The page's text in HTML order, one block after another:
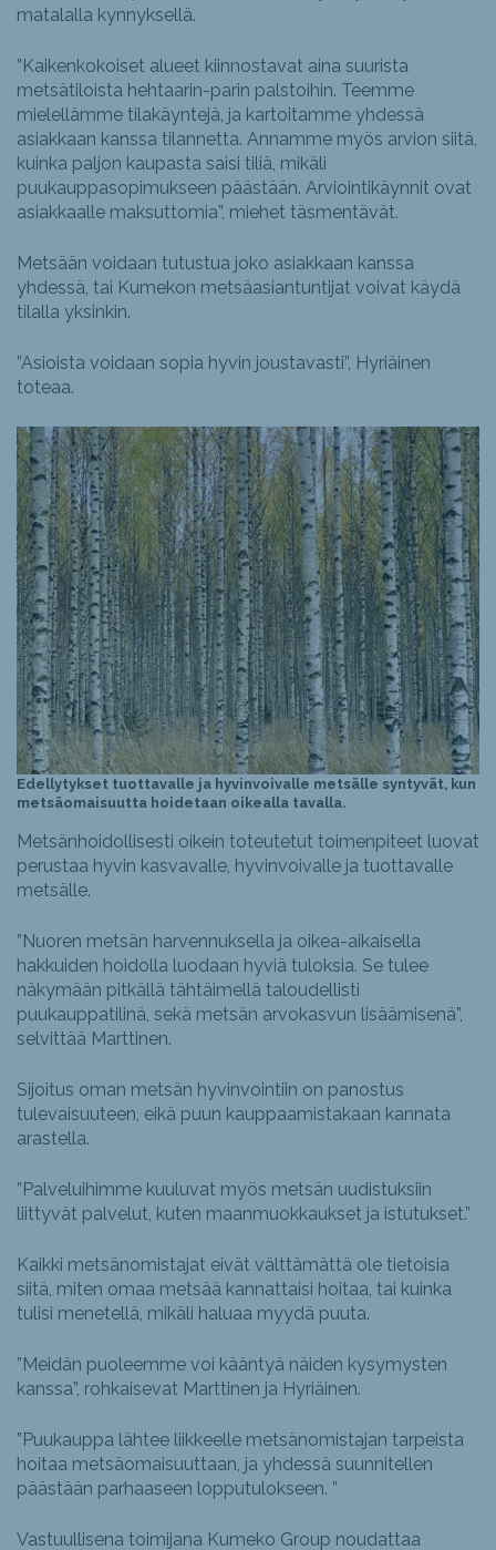
matalalla kynnyksellä.
”Kaikenkokoiset alueet kiinnostavat aina suurista
metsätiloista hehtaarin-parin palstoihin. Teemme
mielellämme tilakäyntejä, ja kartoitamme yhdessä
asiakkaan kanssa tilannetta. Annamme myös arvion siitä,
kuinka paljon kaupasta saisi tiliä, mikäli
puukauppasopimukseen päästään. Arviointikäynnit ovat
asiakkaalle maksuttomia”, miehet täsmentävät.
Metsään voidaan tutustua joko asiakkaan kanssa
yhdessä, tai Kumekon metsäasiantuntijat voivat käydä
tilalla yksinkin.
”Asioista voidaan sopia hyvin joustavasti”, Hyriäinen
toteaa.
Edellytykset tuottavalle ja hyvinvoivalle metsälle syntyvät, kun
metsäomaisuutta hoidetaan oikealla tavalla.
Metsänhoidollisesti oikein toteutetut toimenpiteet luovat
perustaa hyvin kasvavalle, hyvinvoivalle ja tuottavalle
metsälle.
”Nuoren metsän harvennuksella ja oikea-aikaisella
hakkuiden hoidolla luodaan hyviä tuloksia. Se tulee
näkymään pitkällä tähtäimellä taloudellisti
puukauppatilinä, sekä metsän arvokasvun lisäämisenä”,
selvittää Marttinen.
Sijoitus oman metsän hyvinvointiin on panostus
tulevaisuuteen, eikä puun kauppaamistakaan kannata
arastella.
”Palveluihimme kuuluvat myös metsän uudistuksiin
liittyvät palvelut, kuten maanmuokkaukset ja istutukset.”
Kaikki metsänomistajat eivät välttämättä ole tietoisia
siitä, miten omaa metsää kannattaisi hoitaa, tai kuinka
tulisi menetellä, mikäli haluaa myydä puuta.
”Meidän puoleemme voi kääntyä näiden kysymysten
kanssa”, rohkaisevat Marttinen ja Hyriäinen.
”Puukauppa lähtee liikkeelle metsänomistajan tarpeista
hoitaa metsäomaisuuttaan, ja yhdessä suunnitellen
päästään parhaaseen lopputulokseen. ”
Vastuullisena toimijana Kumeko Group noudattaa